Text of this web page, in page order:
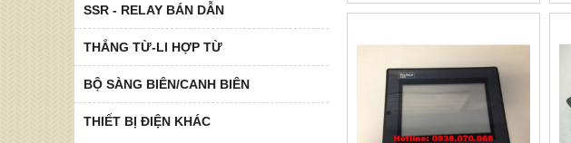
SSR - RELAY BÁN DẪN
THẮNG TỪ-LI HỢP TỪ
BỘ SÀNG BIÊN/CANH BIÊN
THIẾT BỊ ĐIỆN KHÁC
24V,GP550-TCM2-220